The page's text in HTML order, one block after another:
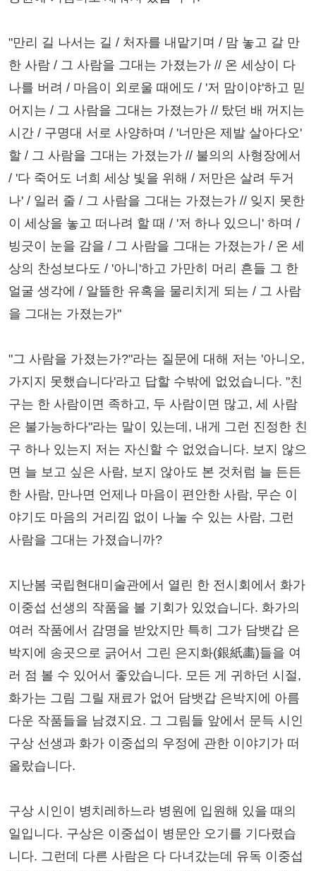
"만리 길 나서는 길 / 처자를 내맡기며 / 맘 놓고 갈 만
한 사람 / 그 사람을 그대는 가졌는가 // 온 세상이 다
나를 버려 / 마음이 외로울 때에도 / '저 맘이야'하고 믿
어지는 / 그 사람을 그대는 가졌는가 // 탔던 배 꺼지는
시간 / 구명대 서로 사양하며 / '너만은 제발 살아다오'
할 / 그 사람을 그대는 가졌는가 // 불의의 사형장에서
/ '다 죽어도 너희 세상 빛을 위해 / 저만은 살려 두거
나' / 일러 줄 / 그 사람을 그대는 가졌는가 // 잊지 못한
이 세상을 놓고 떠나려 할 때 / '저 하나 있으니' 하며 /
빙긋이 눈을 감을 / 그 사람을 그대는 가졌는가 / 온 세
상의 찬성보다도 / '아니'하고 가만히 머리 흔들 그 한
얼굴 생각에 / 알뜰한 유혹을 물리치게 되는 / 그 사람
을 그대는 가졌는가"
"그 사람을 가졌는가?"라는 질문에 대해 저는 '아니오,
가지지 못했습니다'라고 답할 수밖에 없었습니다. "친
구는 한 사람이면 족하고, 두 사람이면 많고, 세 사람
은 불가능하다"라는 말이 있는데, 내게 그런 진정한 친
구 하나 있는지 저는 자신할 수 없었습니다. 보지 않으
면 늘 보고 싶은 사람, 보지 않아도 본 것처럼 늘 든든
한 사람, 만나면 언제나 마음이 편안한 사람, 무슨 이
야기도 마음의 거리낌 없이 나눌 수 있는 사람, 그런
사람을 그대는 가졌습니까?
지난봄 국립현대미술관에서 열린 한 전시회에서 화가
이중섭 선생의 작품을 볼 기회가 있었습니다. 화가의
여러 작품에서 감명을 받았지만 특히 그가 담뱃갑 은
박지에 송곳으로 긁어서 그린 은지화(銀紙畵)들을 여
러 점 볼 수 있어서 좋았습니다. 모든 게 귀하던 시절,
화가는 그림 그릴 재료가 없어 담뱃갑 은박지에 아름
다운 작품들을 남겼지요. 그 그림들 앞에서 문득 시인
구상 선생과 화가 이중섭의 우정에 관한 이야기가 떠
올랐습니다.
구상 시인이 병치레하느라 병원에 입원해 있을 때의
일입니다. 구상은 이중섭이 병문안 오기를 기다렸습
니다. 그런데 다른 사람은 다 다녀갔는데 유독 이중섭